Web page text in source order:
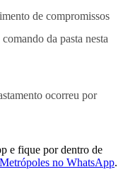
de compromissos
da pasta nesta
ocorreu por
e fique por dentro de
no WhatsApp.